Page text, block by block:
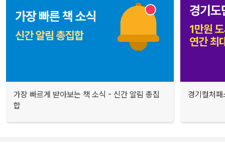
가장 빠르게 받아보는 책 소식 - 신간 알림 총집
합
경기컬처